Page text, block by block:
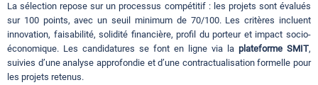
La sélection repose sur un processus compétitif : les projets sont évalués
sur 100 points, avec un seuil minimum de 70/100. Les critères incluent
innovation, faisabilité, solidité financière, profil du porteur et impact socio-
économique. Les candidatures se font en ligne via la plateforme SMIT,
suivies d’une analyse approfondie et d’une contractualisation formelle pour
les projets retenus.